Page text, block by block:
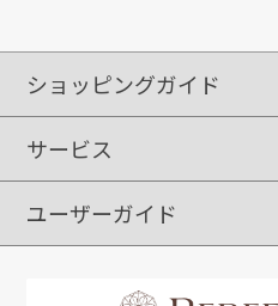
ショッピングガイド
ショッピングガイド
ご注文方法
送料・配送
クーポンご利用方法
サービス
定期購入
ポイントサービス
お知らせメール
ユーザーガイド